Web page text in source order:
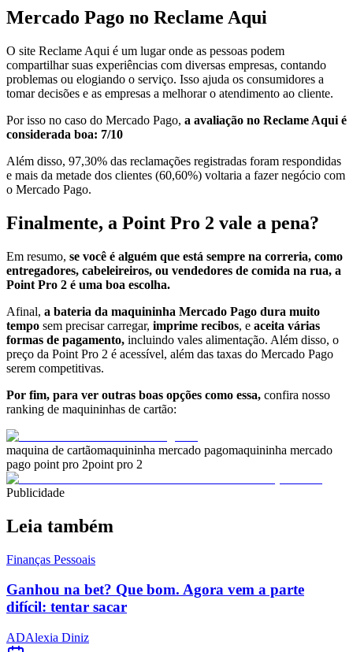
Mercado Pago no Reclame Aqui
O site Reclame Aqui é um lugar onde as pessoas podem
compartilhar suas experiências com diversas empresas, contando
problemas ou elogiando o serviço. Isso ajuda os consumidores a
tomar decisões e as empresas a melhorar o atendimento ao cliente.
Por isso no caso do Mercado Pago, a avaliação no Reclame Aqui é
considerada boa: 7/10
Além disso, 97,30% das reclamações registradas foram respondidas
e mais da metade dos clientes (60,60%) voltaria a fazer negócio com
o Mercado Pago.
Finalmente, a Point Pro 2 vale a pena?
Em resumo, se você é alguém que está sempre na correria, como
entregadores, cabeleireiros, ou vendedores de comida na rua, a
Point Pro 2 é uma boa escolha.
Afinal, a bateria da maquininha Mercado Pago dura muito
tempo sem precisar carregar, imprime recibos, e aceita várias
formas de pagamento, incluindo vales alimentação. Além disso, o
preço da Point Pro 2 é acessível, além das taxas do Mercado Pago
serem competitivas.
Por fim, para ver outras boas opções como essa, confira nosso
ranking de maquininhas de cartão:
maquina de cartãomaquininha mercado pagomaquininha mercado
pago point pro 2point pro 2
Publicidade
Leia também
Finanças Pessoais
Ganhou na bet? Que bom. Agora vem a parte
difícil: tentar sacar
ADAlexia Diniz